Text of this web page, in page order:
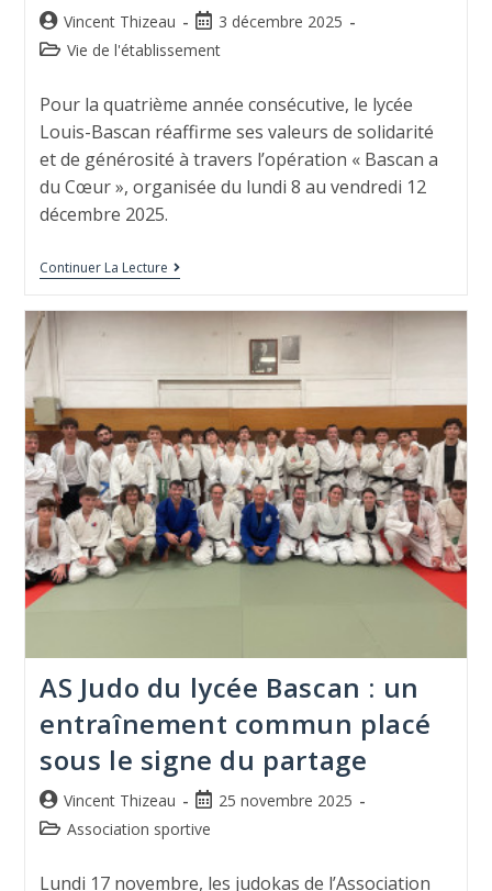
Vincent Thizeau
3 décembre 2025
Vie de l'établissement
Pour la quatrième année consécutive, le lycée
Louis-Bascan réaffirme ses valeurs de solidarité
et de générosité à travers l’opération « Bascan a
du Cœur », organisée du lundi 8 au vendredi 12
décembre 2025.
Continuer La Lecture
AS Judo du lycée Bascan : un
entraînement commun placé
sous le signe du partage
Vincent Thizeau
25 novembre 2025
Association sportive
Lundi 17 novembre, les judokas de l’Association